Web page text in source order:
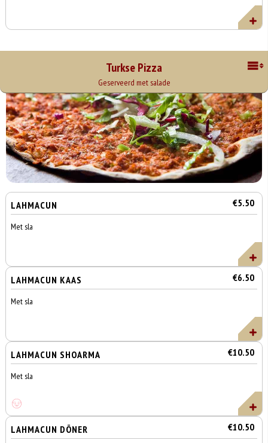
Turkse Pizza
Geserveerd met salade
LAHMACUN €5.50
Met sla
LAHMACUN KAAS €6.50
Met sla
LAHMACUN SHOARMA €10.50
Met sla
LAHMACUN DÖNER €10.50